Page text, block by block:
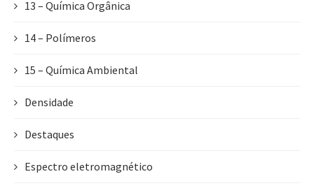
13 – Química Orgânica
14 – Polímeros
15 – Química Ambiental
Densidade
Destaques
Espectro eletromagnético